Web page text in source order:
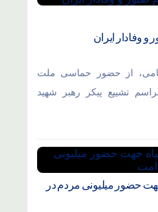
و وفادار ایران
از حضور حماسی ملت
تشییع پیکر رهبر شهید
حضور میلیونی مردم در